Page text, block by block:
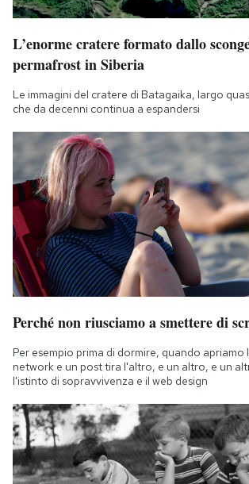
L’enorme cratere formato dallo
permafrost in Siberia
Le immagini del cratere di Batagaika, largo
che da decenni continua a espandersi
Perché non riusciamo a smettere di
Per esempio prima di dormire, quando apriamo
network e un post tira l'altro, e un altro, e un
l'istinto di sopravvivenza e il web design